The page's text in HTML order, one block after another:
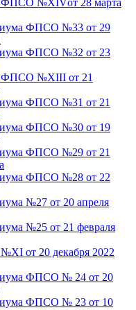
ФПСО №33 от 29
ФПСО №32 от 23
ФПСО №XIII от 21
ФПСО №31 от 21
ФПСО №30 от 19
ФПСО №29 от 21
ФПСО №28 от 22
№27 от 20 апреля
№25 от 21 февраля
от 20 декабря 2022
ФПСО № 24 от 20
ФПСО № 23 от 10